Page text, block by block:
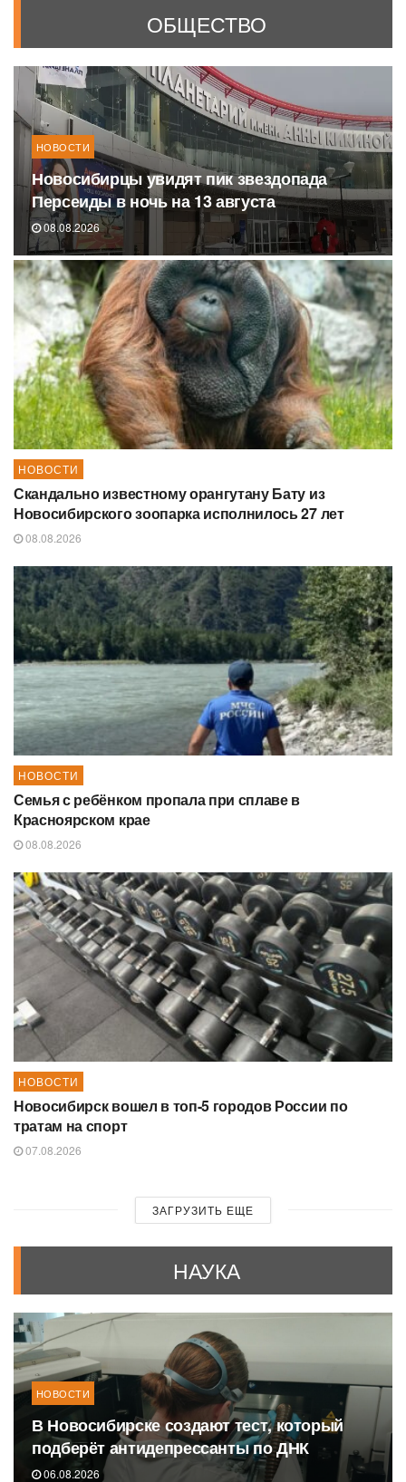
ОБЩЕСТВО
НОВОСТИ
Новосибирцы увидят пик звездопада
Персеиды в ночь на 13 августа
08.08.2026
НОВОСТИ
Скандально известному орангутану Бату из
Новосибирского зоопарка исполнилось 27 лет
08.08.2026
НОВОСТИ
Семья с ребёнком пропала при сплаве в
Красноярском крае
08.08.2026
НОВОСТИ
Новосибирск вошел в топ-5 городов России по
тратам на спорт
07.08.2026
ЗАГРУЗИТЬ ЕЩЕ
НАУКА
НОВОСТИ
В Новосибирске создают тест, который
подберёт антидепрессанты по ДНК
06.08.2026